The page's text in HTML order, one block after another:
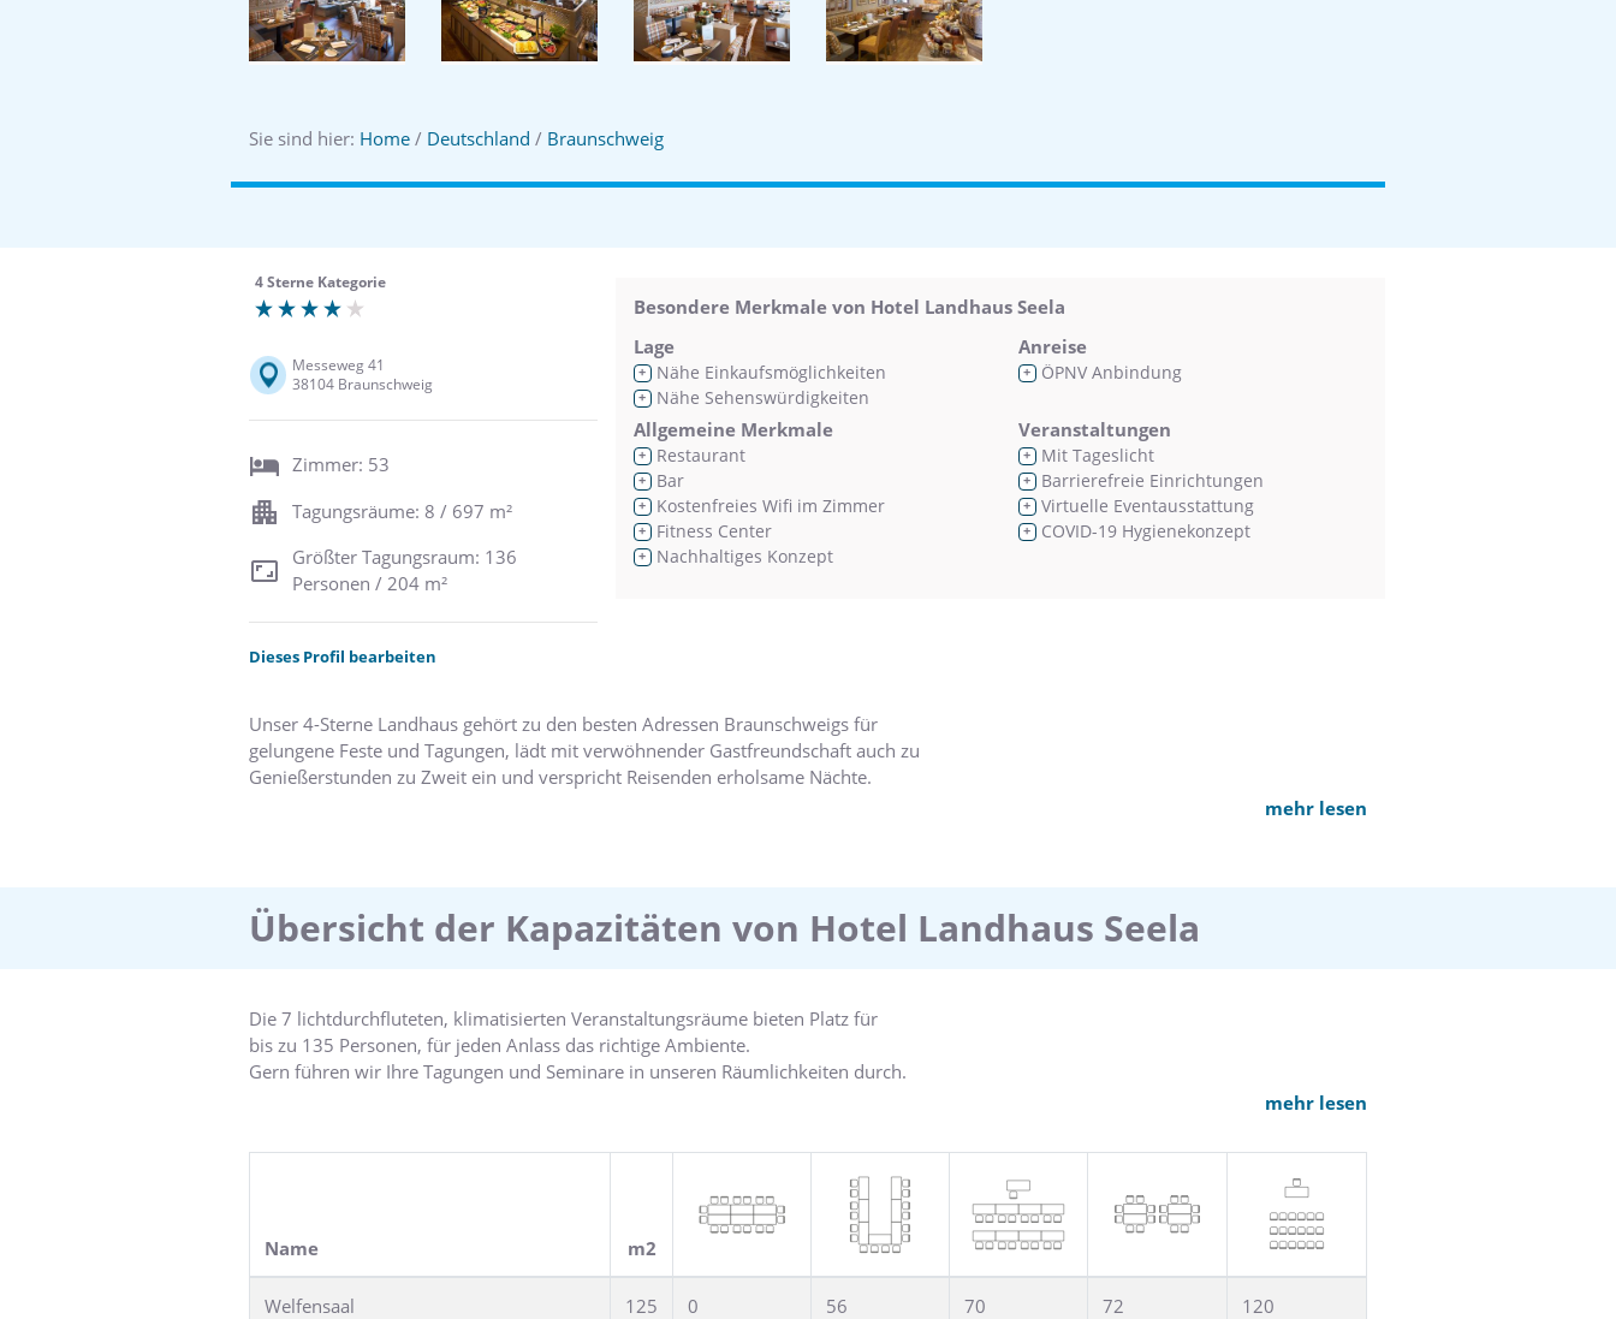
Sie sind hier: Home / Deutschland / Braunschweig
4 Sterne Kategorie
Messeweg 41
38104 Braunschweig
Zimmer: 53
Tagungsräume: 8 / 697 m²
Größter Tagungsraum: 136
Personen / 204 m²
Dieses Profil bearbeiten
Besondere Merkmale von Hotel Landhaus Seela
Lage
+ Nähe Einkaufsmöglichkeiten
+ Nähe Sehenswürdigkeiten
Anreise
+ ÖPNV Anbindung
Allgemeine Merkmale
+ Restaurant
+ Bar
+ Kostenfreies Wifi im Zimmer
+ Fitness Center
+ Nachhaltiges Konzept
Veranstaltungen
+ Mit Tageslicht
+ Barrierefreie Einrichtungen
+ Virtuelle Eventausstattung
+ COVID-19 Hygienekonzept
Unser 4-Sterne Landhaus gehört zu den besten Adressen Braunschweigs für
gelungene Feste und Tagungen, lädt mit verwöhnender Gastfreundschaft auch zu
Genießerstunden zu Zweit ein und verspricht Reisenden erholsame Nächte.
mehr lesen
Übersicht der Kapazitäten von Hotel Landhaus Seela
Die 7 lichtdurchfluteten, klimatisierten Veranstaltungsräume bieten Platz für
bis zu 135 Personen, für jeden Anlass das richtige Ambiente.
Gern führen wir Ihre Tagungen und Seminare in unseren Räumlichkeiten durch.
und kostenfreier WLAN-Nutzung.
mehr lesen
Name m2
Welfensaal 125 0 56 70 72 120